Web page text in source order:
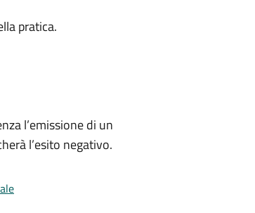
pratica.
l’emissione di un
l’esito negativo.